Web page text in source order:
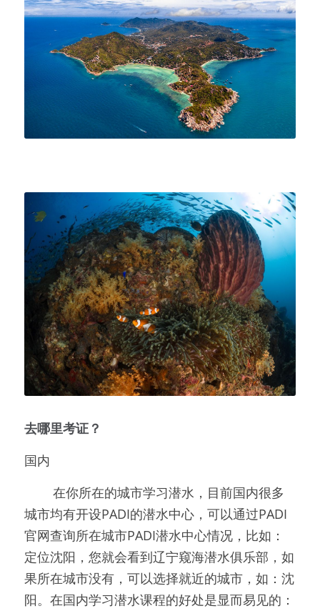
去哪里考证？
国内
城市均有开设PADI的潜水中心，可以通过PADI
官网查询所在城市PADI潜水中心情况，比如：
定位沈阳，您就会看到辽宁窥海潜水俱乐部，如
果所在城市没有，可以选择就近的城市，如：沈
阳。在国内学习潜水课程的好处是显而易见的：